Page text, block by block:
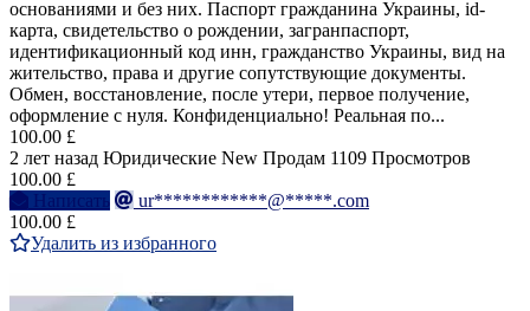
основаниями и без них. Паспорт гражданина Украины, id-
карта, свидетельство о рождении, загранпаспорт,
идентификационный код инн, гражданство Украины, вид на
жительство, права и другие сопутствующие документы.
Обмен, восстановление, после утери, первое получение,
оформление с нуля. Конфиденциально! Реальная по...
100.00 £
2 лет назад Юридические New Продам 1109 Просмотров
100.00 £
Написать
ur************@*****.com
100.00 £
Удалить из избранного